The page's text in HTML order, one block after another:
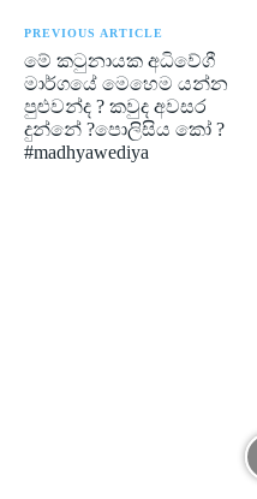
PREVIOUS ARTICLE
මේ කටුනායක අධිවේගී
මාර්ගයේ මෙහෙම යන්න
පුළුවන්ද ? කවුද අවසර
දුන්නේ ?පොලිසිය කෝ ?
#madhyawediya